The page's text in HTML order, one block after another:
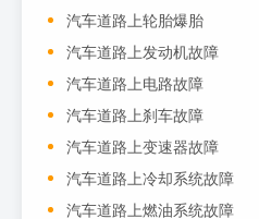
汽车道路上轮胎爆胎
汽车道路上发动机故障
汽车道路上电路故障
汽车道路上刹车故障
汽车道路上变速器故障
汽车道路上冷却系统故障
汽车道路上燃油系统故障